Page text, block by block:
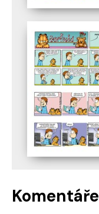
Komentáře